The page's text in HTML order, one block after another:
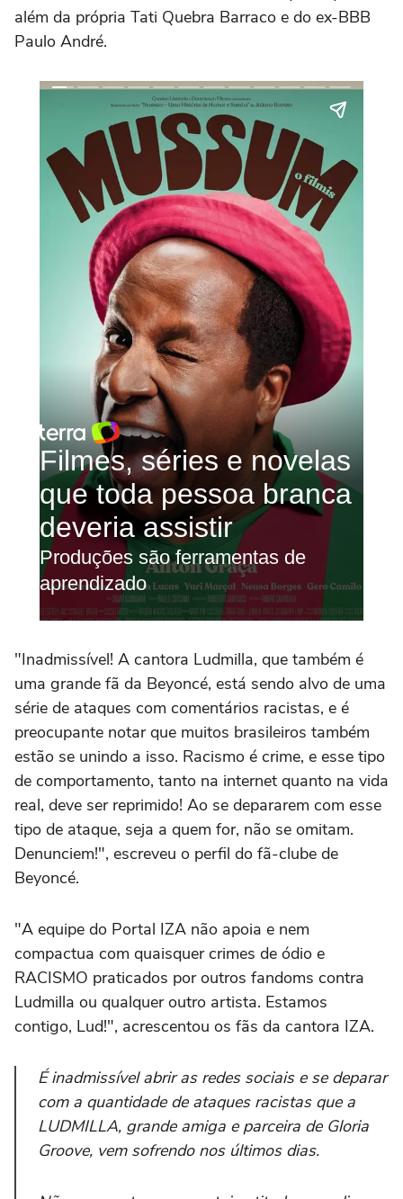
além da própria Tati Quebra Barraco e do ex-BBB
Paulo André.
"Inadmissível! A cantora Ludmilla, que também é
uma grande fã da Beyoncé, está sendo alvo de uma
série de ataques com comentários racistas, e é
preocupante notar que muitos brasileiros também
estão se unindo a isso. Racismo é crime, e esse tipo
de comportamento, tanto na internet quanto na vida
real, deve ser reprimido! Ao se depararem com esse
tipo de ataque, seja a quem for, não se omitam.
Denunciem!", escreveu o perfil do fã-clube de
Beyoncé.
"A equipe do Portal IZA não apoia e nem
compactua com quaisquer crimes de ódio e
RACISMO praticados por outros fandoms contra
Ludmilla ou qualquer outro artista. Estamos
contigo, Lud!", acrescentou os fãs da cantora IZA.
É inadmissível abrir as redes sociais e se deparar
com a quantidade de ataques racistas que a
LUDMILLA, grande amiga e parceira de Gloria
Groove, vem sofrendo nos últimos dias.